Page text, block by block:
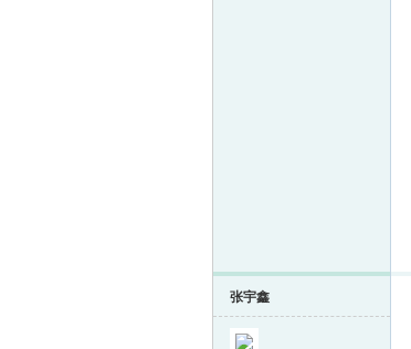
张宇鑫